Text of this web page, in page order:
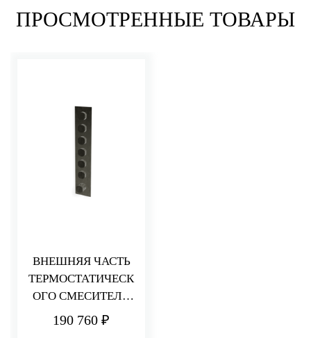
ПРОСМОТРЕННЫЕ ТОВАРЫ
ВНЕШНЯЯ ЧАСТЬ
ТЕРМОСТАТИЧЕСК
ОГО СМЕСИТЕЛЯ
ДЛЯ ДУША НА 6
190 760 ₽